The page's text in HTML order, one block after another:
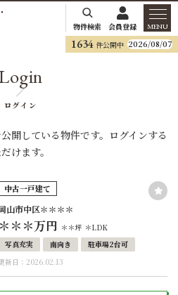
物件検索 会員登録 MENU
1634 件公開中 2026/08/07
ログイン
開している物件です。ログインする
けます。
中古一戸建て
山市中区＊＊＊＊
＊＊＊万円 ＊＊坪 ＊LDK
写真充実
南向き
駐車場2台可
新日：2026.02.13